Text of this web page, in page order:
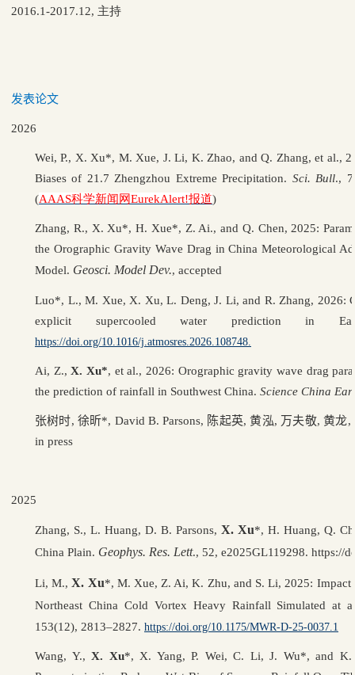
2016.1-2017.12, 主持
发表论文
2026
Wei, P., X. Xu*, M. Xue, J. Li, K. Zhao, and Q. Zhang, et al.,
Biases of 21.7 Zhengzhou Extreme Precipitation. Sci. Bull.,
(AAAS科学新闻网EurekAlert!报道)
Zhang, R., X. Xu*, H. Xue*, Z. Ai., and Q. Chen, 2025:
the Orographic Gravity Wave Drag in China Meteorological
Model. Geosci. Model Dev., accepted
Luo*, L., M. Xue, X. Xu, L. Deng, J. Li, and R. Zhang, 2026:
explicit supercooled water prediction in
https://doi.org/10.1016/j.atmosres.2026.108748.
Ai, Z.,X. Xu*, et al., 2026: Orographic gravity wave drag
the prediction of rainfall in Southwest China. Science China
张树时, 徐昕*, David B. Parsons, 陈起英,黄泓, 万夫敬,黄龙,
in press
2025
Zhang, S., L. Huang, D. B. Parsons, X. Xu*, H. Huang, Q.
China Plain. Geophys. Res. Lett., 52, e2025GL119298. https://
Li, M.,X. Xu*, M. Xue, Z. Ai, K. Zhu, and S. Li, 2025: Impact
Northeast China Cold Vortex Heavy Rainfall Simulated at
153(12), 2813–2827. https://doi.org/10.1175/MWR-D-25-0037.1
Wang, Y.,X. Xu*, X. Yang, P. Wei, C. Li, J. Wu*, and K.